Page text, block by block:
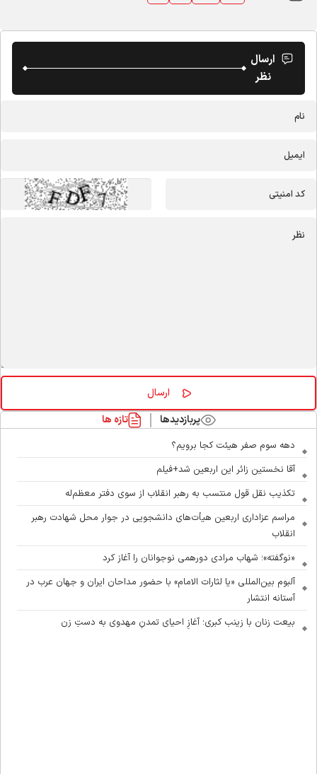
ارسال
نظر
پربازدیدها تازه ها
دهه سوم صفر هیئت کجا برویم؟
آقا نخستین زائر این اربعین شد+فیلم
تکذیب نقل قول منتسب به رهبر انقلاب از سوی دفتر معظم‌له
مراسم عزاداری اربعین هیأت‌های دانشجویی در جوار محل شهادت رهبر
انقلاب
«نوگفته»؛ شهاب مرادی دورهمی نوجوانان را آغاز کرد
آلبوم بین‌المللی «یا لثارات الامام» با حضور مداحان ایران و جهان عرب در
آستانه انتشار
بیعت زنان با زینب کبری؛ آغازِ احیای تمدنِ مهدوی به دستِ زن